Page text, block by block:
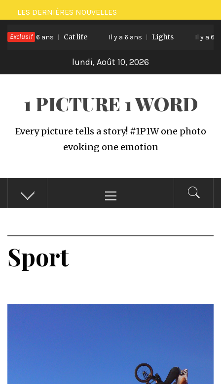
Passer
au
contenu
LES DERNIÈRES NOUVELLES
Exclusif
Il y a 6 ans Cat life Il y a 6 ans Lights Il y a 6 ans
lundi, Août 10, 2026
1 PICTURE 1 WORD
Every picture tells a story! #1P1W one photo
evoking one emotion
principal
Sport